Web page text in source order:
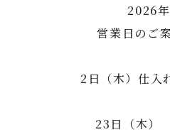
2026
営業日のご
2日（木）仕
23日（木）